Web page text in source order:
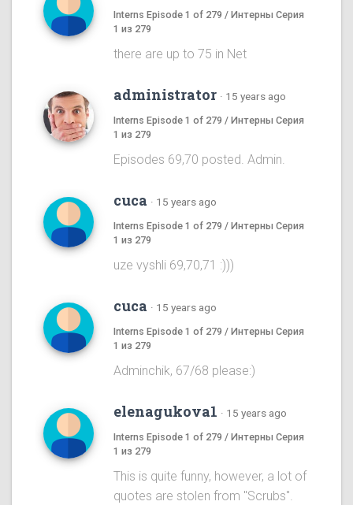
Interns Episode 1 of 279 / Интерны Серия
1 из 279
there are up to 75 in Net
administrator · 15 years ago
Interns Episode 1 of 279 / Интерны Серия
1 из 279
Episodes 69,70 posted. Admin.
cuca · 15 years ago
Interns Episode 1 of 279 / Интерны Серия
1 из 279
uze vyshli 69,70,71 :)))
cuca · 15 years ago
Interns Episode 1 of 279 / Интерны Серия
1 из 279
Adminchik, 67/68 please:)
elenagukova1 · 15 years ago
Interns Episode 1 of 279 / Интерны Серия
1 из 279
This is quite funny, however, a lot of
quotes are stolen from "Scrubs".